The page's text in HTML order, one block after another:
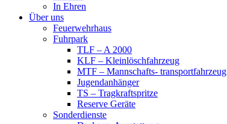
In Ehren
Über uns
Feuerwehrhaus
Fuhrpark
TLF – A 2000
KLF – Kleinlöschfahrzeug
MTF – Mannschafts- transportfahrzeug
Jugendanhänger
TS – Tragkraftspritze
Reserve Geräte
Sonderdienste